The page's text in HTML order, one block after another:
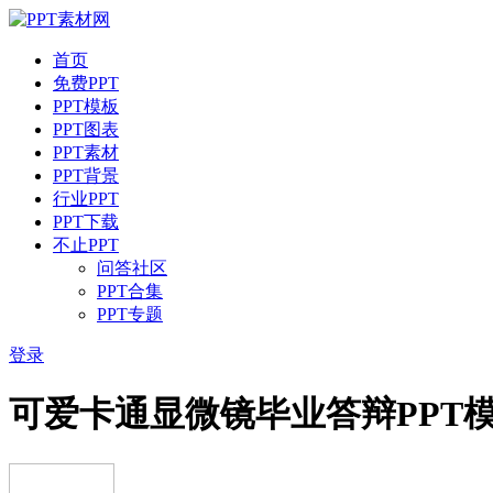
首页
免费PPT
PPT模板
PPT图表
PPT素材
PPT背景
行业PPT
PPT下载
不止PPT
问答社区
PPT合集
PPT专题
登录
可爱卡通显微镜毕业答辩PPT